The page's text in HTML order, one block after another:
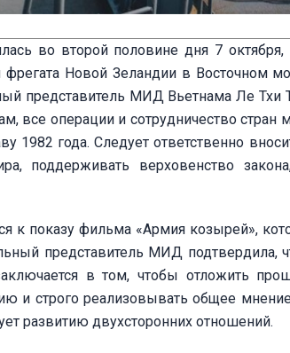
во второй половине дня 7
фрегата Новой Зеландии в Восточном
представитель МИД Вьетнама Ле Тхи
все операции и сотрудничество
1982 года. Следует ответственно
поддерживать верховенство
к показу фильма «Армия козырей»,
представитель МИД подтвердила,
в том, чтобы отложить
и строго реализовывать общее
развитию двухсторонних отношений.